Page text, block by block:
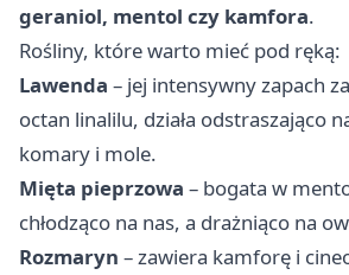
geraniol, mentol czy kamfora.
Rośliny, które warto mieć pod ręką:
Lawenda – jej intensywny zapach
octan linalilu, działa odstraszająco
komary i mole.
Mięta pieprzowa – bogata w
chłodząco na nas, a drażniąco na
Rozmaryn – zawiera kamforę i